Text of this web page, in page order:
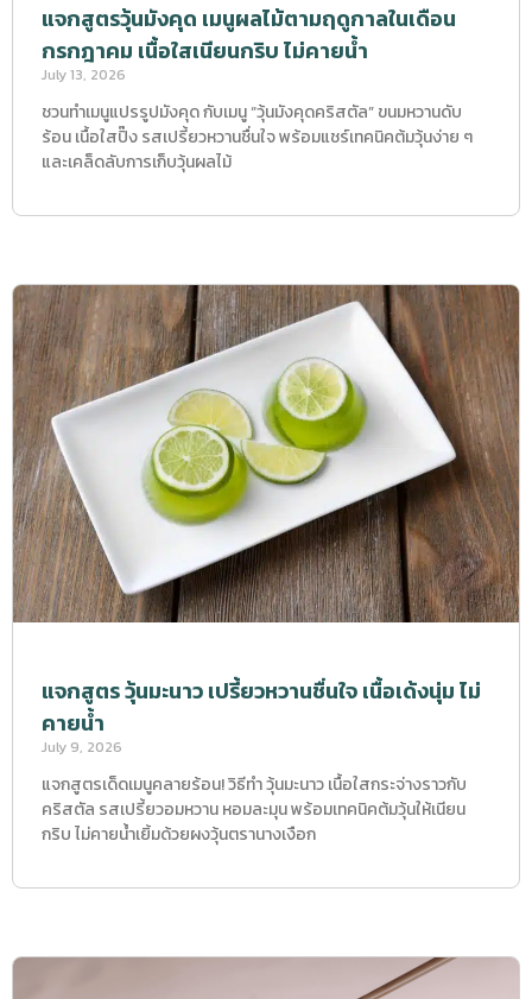
แจกสูตรวุ้นมังคุด เมนูผลไม้ตามฤดูกาลในเดือน
กรกฎาคม เนื้อใสเนียนกริบ ไม่คายน้ำ
July 13, 2026
ชวนทำเมนูแปรรูปมังคุด กับเมนู “วุ้นมังคุดคริสตัล” ขนมหวานดับ
ร้อน เนื้อใสปิ๊ง รสเปรี้ยวหวานชื่นใจ พร้อมแชร์เทคนิคต้มวุ้นง่าย ๆ
และเคล็ดลับการเก็บวุ้นผลไม้
แจกสูตร วุ้นมะนาว เปรี้ยวหวานชื่นใจ เนื้อเด้งนุ่ม ไม่
คายน้ำ
July 9, 2026
แจกสูตรเด็ดเมนูคลายร้อน! วิธีทำ วุ้นมะนาว เนื้อใสกระจ่างราวกับ
คริสตัล รสเปรี้ยวอมหวาน หอมละมุน พร้อมเทคนิคต้มวุ้นให้เนียน
กริบ ไม่คายน้ำเยิ้มด้วยผงวุ้นตรานางเงือก